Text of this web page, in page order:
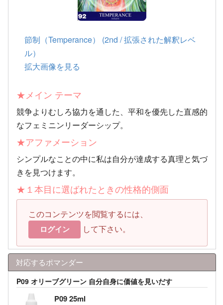
節制（Temperance） (2nd / 拡張された解釈レベ
ル）
拡大画像を見る
★メイン テーマ
競争よりむしろ協力を通した、平和を優先した直感的
なフェミニンリーダーシップ。
★アファメーション
シンプルなことの中に私は自分が達成する真理と気づ
きを見つけます。
★１本目に選ばれたときの性格的側面
このコンテンツを閲覧するには、
ログイン して下さい。
対応するポマンダー
P09 オリーブグリーン 自分自身に価値を見いだす
P09 25ml